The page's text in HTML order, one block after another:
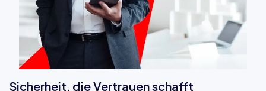
Sicherheit, die Vertrauen schafft